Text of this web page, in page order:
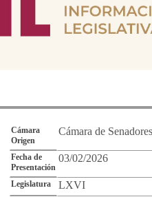
Cámara
Origen
Cámara de Senadores
Fecha de
Presentación
03/02/2026
Legislatura LXVI